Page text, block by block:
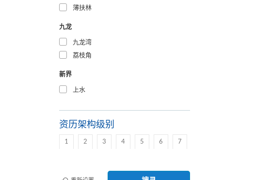
薄扶林
九龙
九龙湾
荔枝角
新界
上水
资历架构级别
1 2 3 4 5 6 7